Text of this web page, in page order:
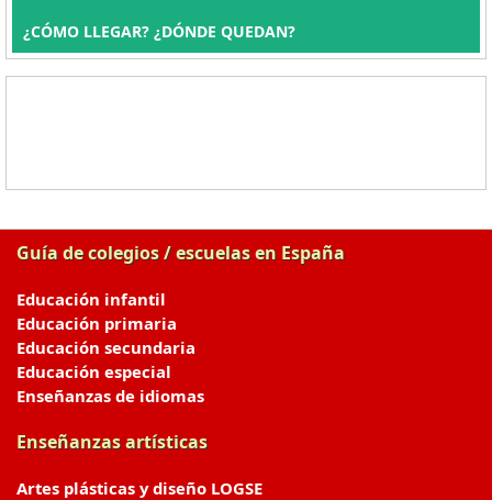
¿CÓMO LLEGAR? ¿DÓNDE QUEDAN?
Guía de colegios / escuelas en España
Educación infantil
Educación primaria
Educación secundaria
Educación especial
Enseñanzas de idiomas
Enseñanzas artísticas
Artes plásticas y diseño LOGSE